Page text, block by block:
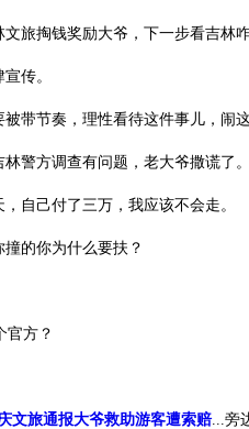
旅掏钱奖励大爷，下一步看吉林咋
传。
带节奏，理性看待这件事儿，闹
警方调查有问题，老大爷撒谎了。
自己付了三万，我应该不会走。
的你为什么要扶？
官方？
文旅通报大爷救助游客遭索赔...旁